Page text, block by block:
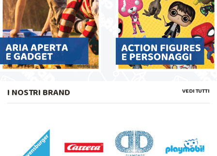
I NOSTRI BRAND VEDI TUTTI